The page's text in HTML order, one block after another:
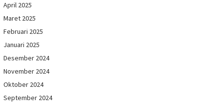
April 2025
Maret 2025
Februari 2025
Januari 2025
Desember 2024
November 2024
Oktober 2024
September 2024